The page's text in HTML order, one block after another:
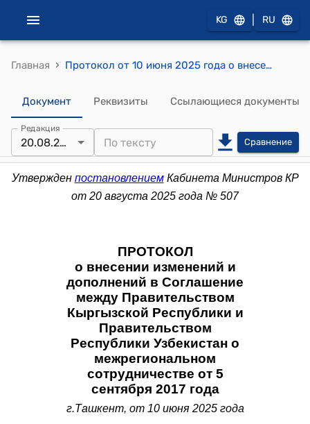
KG RU
Главная › Протокол от 10 июня 2025 года о внесении изменений и дополнений в Соглашение между Правительством Кыргызской Республики и Правительством Республики Узбекистан о межрегиональном сотрудничестве от 5 сентября 2017 года
Документ Реквизиты Ссылающиеся документы
Редакция
20.08.2025 Сравнение